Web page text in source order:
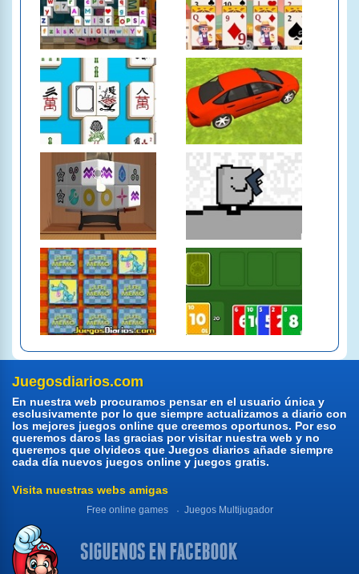
Juegosdiarios.com
En nuestra web procuramos pensar en el usuario única y
esclusivamente por lo que siempre actualizamos a diario con
los mejores juegos online que creemos oportunos. Por eso
queremos daros las gracias por visitar nuestra web y no
queremos que olvideos que Juegos diarios añade siempre
cada día nuevos juegos online y juegos gratis.
Visita nuestras webs amigas
Free online games Juegos Multijugador